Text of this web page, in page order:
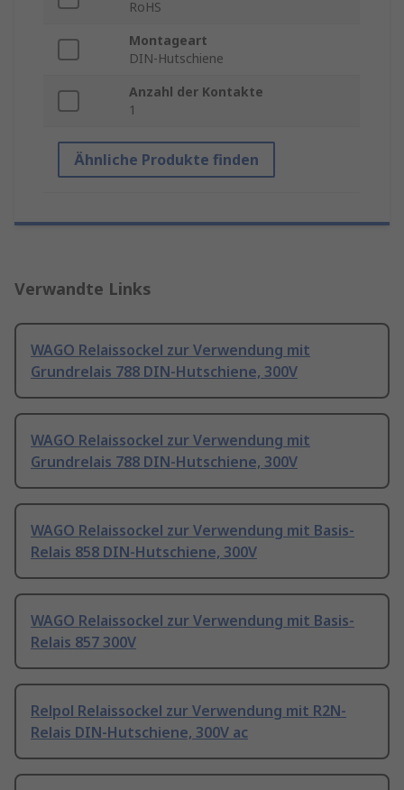
RoHS
Montageart
DIN-Hutschiene
Anzahl der Kontakte
1
Ähnliche Produkte finden
Verwandte Links
WAGO Relaissockel zur Verwendung mit
Grundrelais 788 DIN-Hutschiene, 300V
WAGO Relaissockel zur Verwendung mit
Grundrelais 788 DIN-Hutschiene, 300V
WAGO Relaissockel zur Verwendung mit Basis-
Relais 858 DIN-Hutschiene, 300V
WAGO Relaissockel zur Verwendung mit Basis-
Relais 857 300V
Relpol Relaissockel zur Verwendung mit R2N-
Relais DIN-Hutschiene, 300V ac